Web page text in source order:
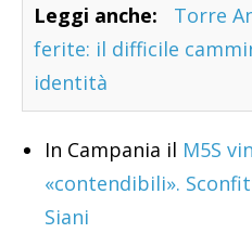
Leggi anche:
Torre
ferite: il difficile
identità
In Campania il M5S
«contendibili».
Siani